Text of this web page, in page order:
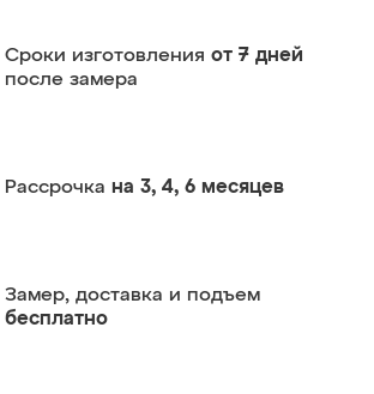
Сроки изготовления от 7 дней
после замера
Рассрочка на 3, 4, 6 месяцев
Замер, доставка и подъем
бесплатно